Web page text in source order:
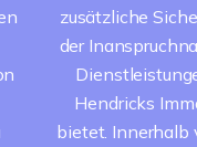
zusätzliche
der
Hendricks
bietet. Innerhalb